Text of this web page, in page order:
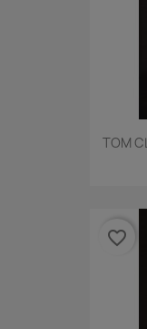
TOM
favorite_border